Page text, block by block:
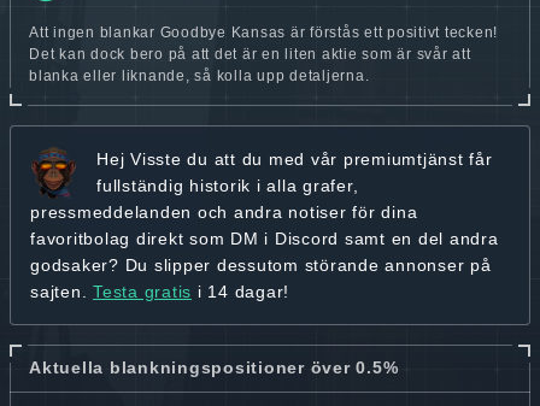
Att ingen blankar Goodbye Kansas är förstås ett positivt tecken!
Det kan dock bero på att det är en liten aktie som är svår att
blanka eller liknande, så kolla upp detaljerna.
Hej Visste du att du med vår premiumtjänst får
fullständig historik i alla grafer,
pressmeddelanden och andra notiser för dina
favoritbolag direkt som DM i Discord samt en del andra
godsaker? Du slipper dessutom störande annonser på
sajten. Testa gratis i 14 dagar!
Aktuella blankningspositioner över 0.5%